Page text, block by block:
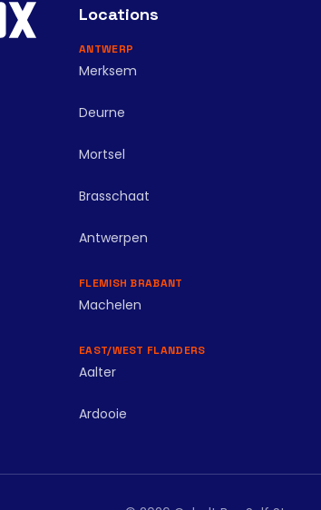
Locations
ANTWERP
Merksem
Deurne
Mortsel
Brasschaat
Antwerpen
FLEMISH BRABANT
Machelen
EAST/WEST FLANDERS
Aalter
Ardooie